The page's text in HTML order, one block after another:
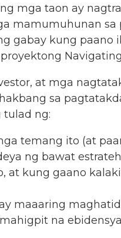
mga taon ay
mamumuhunan sa
gabay kung paano
at mga
sa
ng:
temang ito (at
ng bawat
at kung gaano
maaaring
na